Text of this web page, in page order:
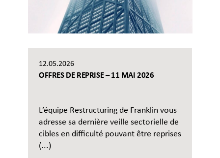
12.05.2026
OFFRES DE REPRISE – 11 MAI 2026
L’équipe Restructuring de Franklin vous
adresse sa dernière veille sectorielle de
cibles en difficulté pouvant être reprises
(...)